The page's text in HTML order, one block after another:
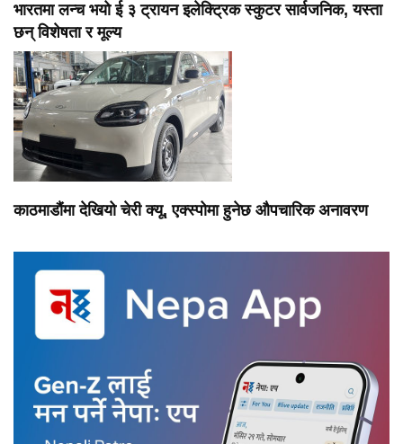
भारतमा लन्च भयो ई ३ ट्रायन इलेक्ट्रिक स्कुटर सार्वजनिक, यस्ता
छन् विशेषता र मूल्य
काठमाडौंमा देखियो चेरी क्यू, एक्स्पोमा हुनेछ औपचारिक अनावरण